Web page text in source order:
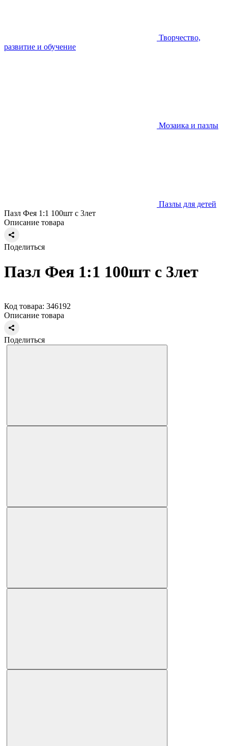
Творчество,
развитие и обучение
Мозаика и пазлы
Пазлы для детей
Пазл Фея 1:1 100шт с 3лет
Описание товара
Поделиться
Пазл Фея 1:1 100шт с 3лет
Код товара: 346192
Описание товара
Поделиться